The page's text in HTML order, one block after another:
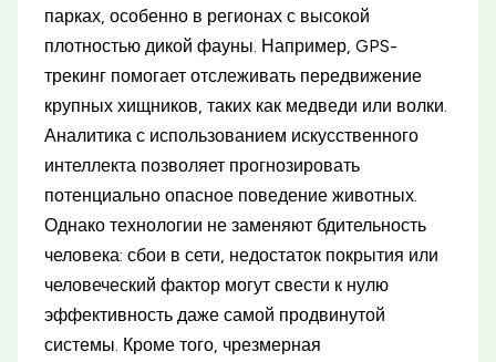
парках, особенно в регионах с высокой
плотностью дикой фауны. Например, GPS-
трекинг помогает отслеживать передвижение
крупных хищников, таких как медведи или волки.
Аналитика с использованием искусственного
интеллекта позволяет прогнозировать
потенциально опасное поведение животных.
Однако технологии не заменяют бдительность
человека: сбои в сети, недостаток покрытия или
человеческий фактор могут свести к нулю
эффективность даже самой продвинутой
системы. Кроме того, чрезмерная